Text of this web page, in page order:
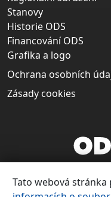
Stanovy
Historie ODS
Financování ODS
Grafika a logo
Ochrana osobních
Zásady cookies
Tato webová stránka